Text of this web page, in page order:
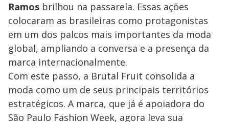
Ramos brilhou na passarela. Essas ações
colocaram as brasileiras como protagonistas
em um dos palcos mais importantes da moda
global, ampliando a conversa e a presença da
marca internacionalmente.
Com este passo, a Brutal Fruit consolida a
moda como um de seus principais territórios
estratégicos. A marca, que já é apoiadora do
São Paulo Fashion Week, agora leva sua